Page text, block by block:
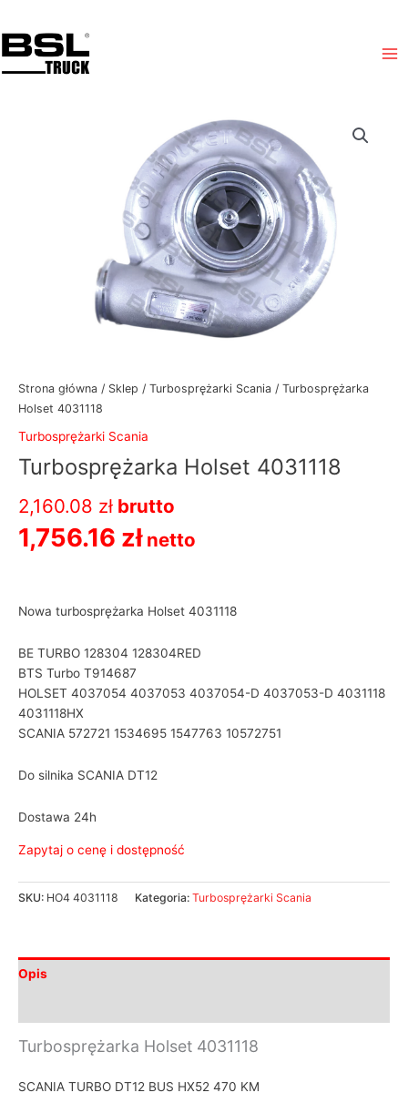
treści
Strona główna / Sklep / Turbosprężarki Scania / Turbosprężarka
Holset 4031118
Turbosprężarki Scania
Turbosprężarka Holset 4031118
2,160.08 zł brutto
1,756.16 zł netto
Nowa turbosprężarka Holset 4031118
BE TURBO 128304 128304RED
BTS Turbo T914687
HOLSET 4037054 4037053 4037054-D 4037053-D 4031118
4031118HX
SCANIA 572721 1534695 1547763 10572751
Do silnika SCANIA DT12
Dostawa 24h
Zapytaj o cenę i dostępność
SKU: HO4 4031118 Kategoria: Turbosprężarki Scania
Opis
Turbosprężarka Holset 4031118
SCANIA TURBO DT12 BUS HX52 470 KM